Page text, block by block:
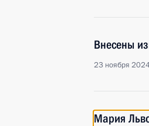
Внесены
23 ноября
Мария